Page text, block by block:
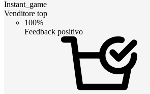
Instant_game
Venditore top
100%
Feedback positivo